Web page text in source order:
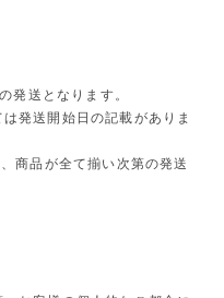
発送となります。
発送開始日の記載がありま
商品が全て揃い次第の発送